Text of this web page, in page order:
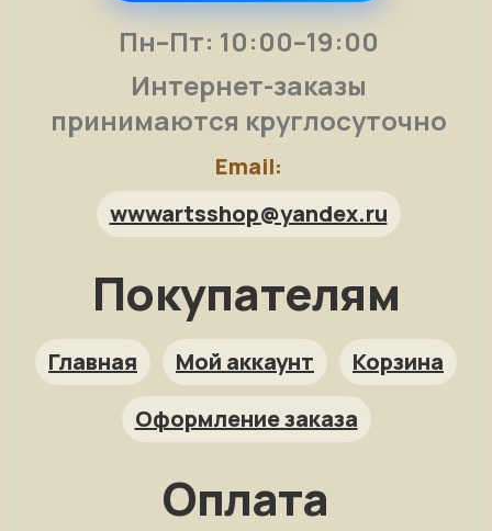
Пн–Пт: 10:00–19:00
Интернет-заказы
принимаются круглосуточно
Email:
wwwartsshop@yandex.ru
Покупателям
Главная Мой аккаунт
Корзина
Оформление заказа
Оплата
Арт-помощница
ArtsShop.ru
Репродукция на заказ